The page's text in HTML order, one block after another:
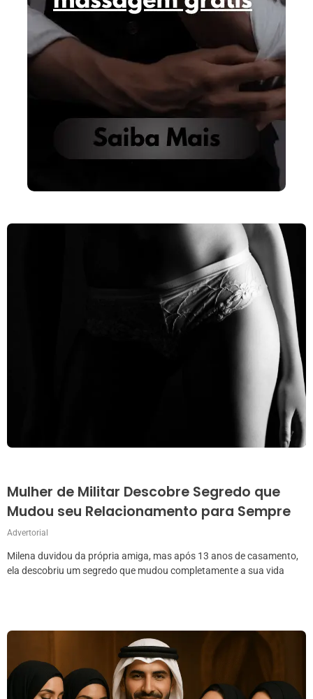
Mulher de Militar Descobre Segredo que
Mudou seu Relacionamento para Sempre
Advertorial
Milena duvidou da própria amiga, mas após 13 anos de casamento,
ela descobriu um segredo que mudou completamente a sua vida